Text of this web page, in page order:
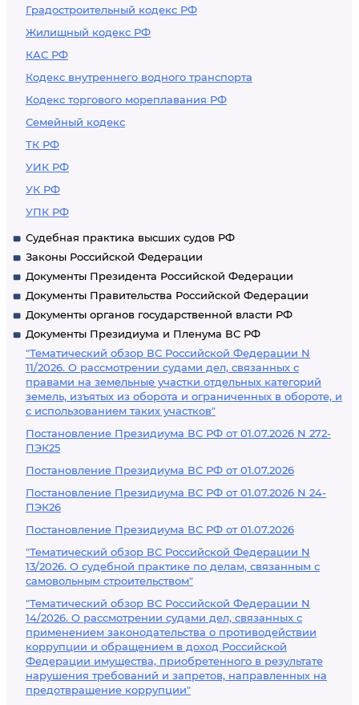
Градостроительный кодекс РФ
Жилищный кодекс РФ
КАС РФ
Кодекс внутреннего водного транспорта
Кодекс торгового мореплавания РФ
Семейный кодекс
ТК РФ
УИК РФ
УК РФ
УПК РФ
Судебная практика высших судов РФ
Законы Российской Федерации
Документы Президента Российской Федерации
Документы Правительства Российской Федерации
Документы органов государственной власти РФ
Документы Президиума и Пленума ВС РФ
"Тематический обзор ВС Российской Федерации N
11/2026. О рассмотрении судами дел, связанных с
правами на земельные участки отдельных категорий
земель, изъятых из оборота и ограниченных в обороте, и
с использованием таких участков"
Постановление Президиума ВС РФ от 01.07.2026 N 272-
ПЭК25
Постановление Президиума ВС РФ от 01.07.2026
Постановление Президиума ВС РФ от 01.07.2026 N 24-
ПЭК26
Постановление Президиума ВС РФ от 01.07.2026
"Тематический обзор ВС Российской Федерации N
13/2026. О судебной практике по делам, связанным с
самовольным строительством"
"Тематический обзор ВС Российской Федерации N
14/2026. О рассмотрении судами дел, связанных с
применением законодательства о противодействии
коррупции и обращением в доход Российской
Федерации имущества, приобретенного в результате
нарушения требований и запретов, направленных на
предотвращение коррупции"